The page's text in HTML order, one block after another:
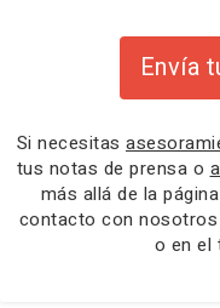
Envía
Si necesitas
tus notas de prensa o
más allá de la
contacto con nosotros
o en el